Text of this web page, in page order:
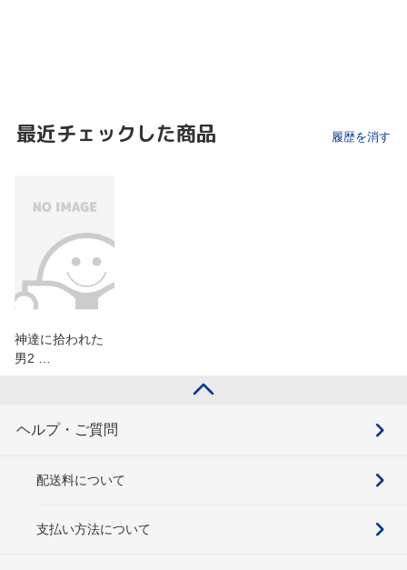
最近チェックした商品 履歴を消す
神達に拾われた
男2 …
ヘルプ・ご質問
配送料について
支払い方法について